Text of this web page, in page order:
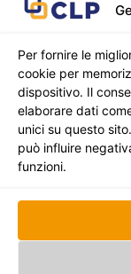
Per fornire le
cookie per
dispositivo. Il
elaborare dati
unici su questo
può influire
funzioni.
© 2021 -
CF e P. IVA